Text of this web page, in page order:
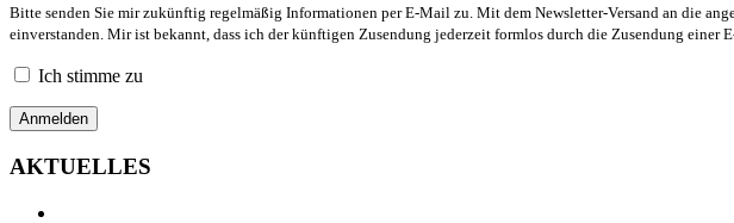
Bitte senden Sie mir zukünftig regelmäßig Informationen per E-Mail zu. Mit dem Newsletter-Versand an die
einverstanden. Mir ist bekannt, dass ich der künftigen Zusendung jederzeit formlos durch die Zusendung einer
Ich stimme zu
AKTUELLES